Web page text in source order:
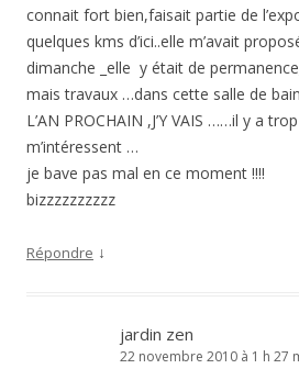
connait fort bien,faisait partie de
quelques kms d’ici..elle m’avait
dimanche _elle y était de permanence_
mais travaux …dans cette salle de
L’AN PROCHAIN ,J’Y VAIS ……il y a
m’intéressent …
je bave pas mal en ce moment !!!!
bizzzzzzzzzz
Répondre ↓
jardin zen
22 novembre 2010 à 1 h 27